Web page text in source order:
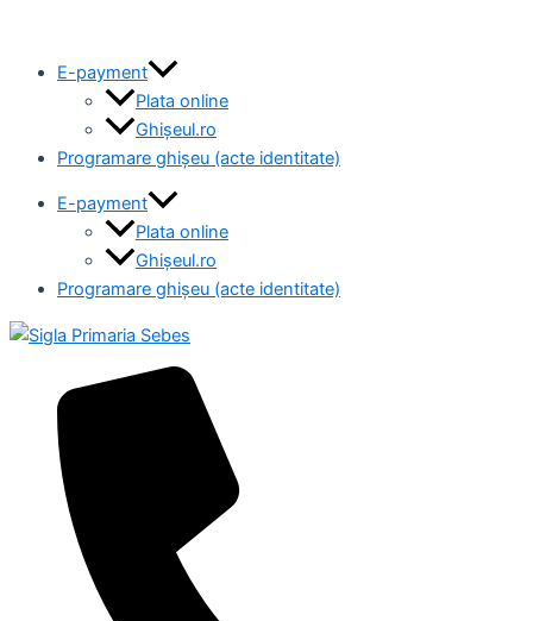
E-payment
Plata online
Ghișeul.ro
Programare ghișeu (acte identitate)
E-payment
Plata online
Ghișeul.ro
Programare ghișeu (acte identitate)